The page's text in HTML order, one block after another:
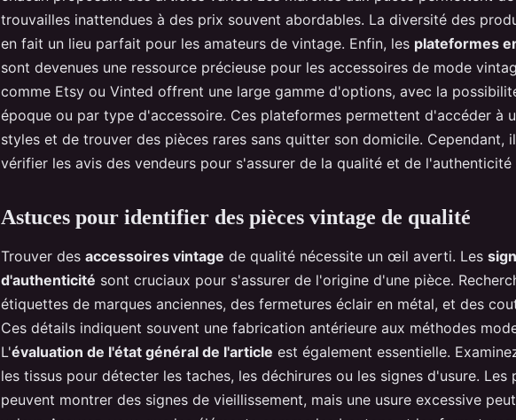
trouvailles inattendues à des prix souvent abordables. La diversité des
en fait un lieu parfait pour les amateurs de vintage. Enfin, les plateformes
sont devenues une ressource précieuse pour les accessoires de mode
comme Etsy ou Vinted offrent une large gamme d'options, avec la
époque ou par type d'accessoire. Ces plateformes permettent d'accéder à
styles et de trouver des pièces rares sans quitter son domicile. Cependant,
vérifier les avis des vendeurs pour s'assurer de la qualité et de l'authenticité
Astuces pour identifier des pièces vintage de qualité
Trouver des accessoires vintage de qualité nécessite un œil averti. Les
d'authenticité sont cruciaux pour s'assurer de l'origine d'une pièce.
étiquettes de marques anciennes, des fermetures éclair en métal, et des
Ces détails indiquent souvent une fabrication antérieure aux méthodes
L'évaluation de l'état général de l'article est également essentielle.
les tissus pour détecter les taches, les déchirures ou les signes d'usure. Les
peuvent montrer des signes de vieillissement, mais une usure excessive